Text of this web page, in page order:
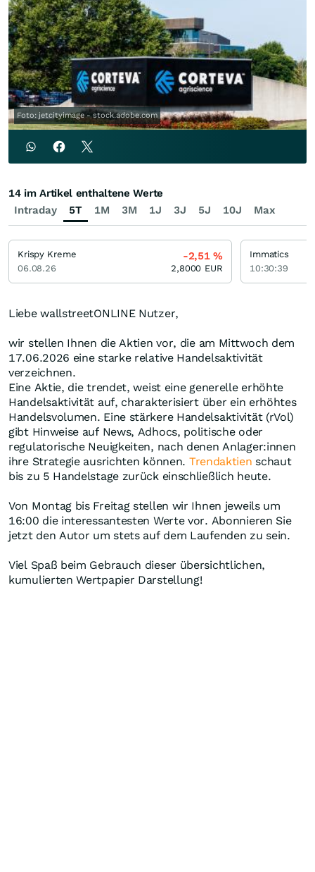
Foto: jetcityimage - stock.adobe.com
Liebe wallstreetONLINE Nutzer,
wir stellen Ihnen die Aktien vor, die am Mittwoch dem
17.06.2026 eine starke relative Handelsaktivität
verzeichnen.
Eine Aktie, die trendet, weist eine generelle erhöhte
Handelsaktivität auf, charakterisiert über ein erhöhtes
Handelsvolumen. Eine stärkere Handelsaktivität (rVol)
gibt Hinweise auf News, Adhocs, politische oder
regulatorische Neuigkeiten, nach denen Anlager:innen
ihre Strategie ausrichten können. Trendaktien schaut
bis zu 5 Handelstage zurück einschließlich heute.
Von Montag bis Freitag stellen wir Ihnen jeweils um
16:00 die interessantesten Werte vor. Abonnieren Sie
jetzt den Autor um stets auf dem Laufenden zu sein.
Viel Spaß beim Gebrauch dieser übersichtlichen,
kumulierten Wertpapier Darstellung!
Intraday 5T 1M 3M 1J 3J 5J 10J Max
14 im Artikel enthaltene Werte
Krispy Kreme
06.08.26
-2,51%
2,8000 EUR
Immatics
10:30:39